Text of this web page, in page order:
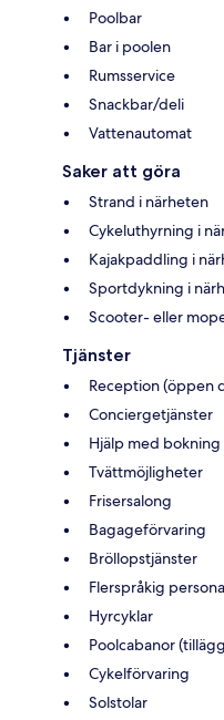
Poolbar
Bar i poolen
Rumsservice
Snackbar/deli
Vattenautomat
Saker att göra
Strand i närheten
Cykeluthyrning i
Kajakpaddling i
Sportdykning i
Scooter- eller
Tjänster
Reception (öppen
Conciergetjänster
Hjälp med
Tvättmöjligheter
Frisersalong
Bagageförvaring
Bröllopstjänster
Flerspråkig
Hyrcyklar
Poolcabanor
Cykelförvaring
Solstolar